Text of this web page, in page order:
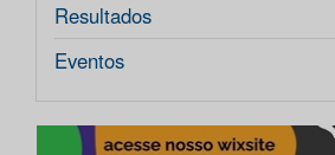
Resultados
Eventos